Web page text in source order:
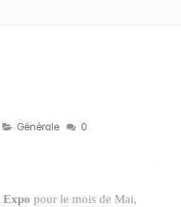
Générale 0
Expo pour le mois de Mai,